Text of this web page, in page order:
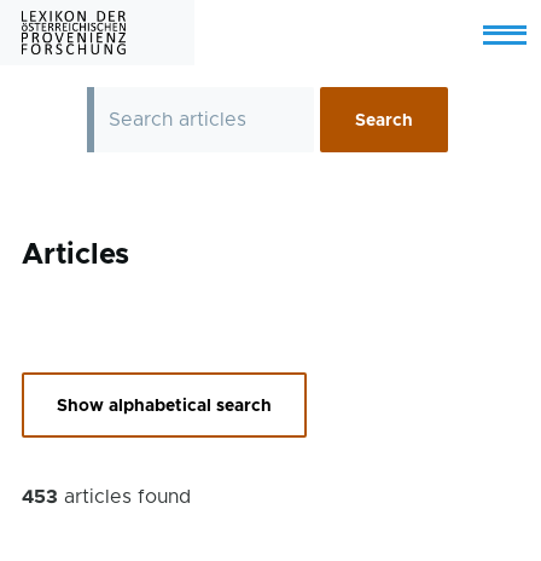
Skip to main content
Menu
Articles
Show alphabetical search
453 articles found